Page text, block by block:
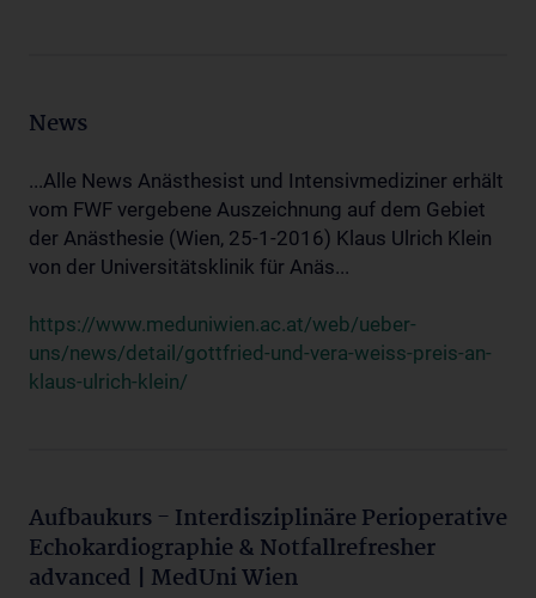
News
...Alle News Anästhesist und Intensivmediziner erhält
vom FWF vergebene Auszeichnung auf dem Gebiet
der Anästhesie (Wien, 25-1-2016) Klaus Ulrich Klein
von der Universitätsklinik für Anäs...
https://www.meduniwien.ac.at/web/ueber-
uns/news/detail/gottfried-und-vera-weiss-preis-an-
klaus-ulrich-klein/
Aufbaukurs - Interdisziplinäre Perioperative
Echokardiographie & Notfallrefresher
advanced | MedUni Wien